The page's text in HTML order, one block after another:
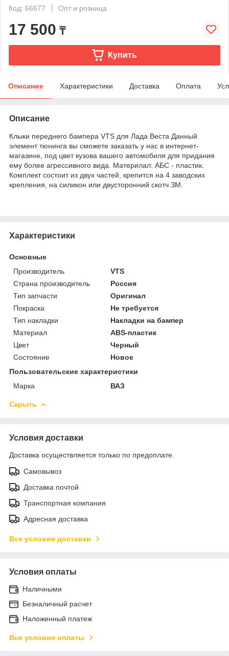
Код: 66677
Опт и розница
17 500 ₸
Купить
Описание Характеристики Доставка Оплата
Описание
Клыки переднего бампера VTS для Лада Веста Данный
элемент тюнинга вы сможете заказать у нас в интернет-
магазине, под цвет кузова вашего автомобиля для придания
ему более агрессивного вида. Материлал: АБС - пластик.
Комплект состоит из двух частей, крепится на 4 заводских
крепления, на силикон или двусторонний скотч ЗМ.
Характеристики
Основные
Производитель
VTS
Страна производитель
Россия
Тип запчасти
Оригинал
Покраска
Не требуется
Тип накладки
Накладки на бампер
Материал
ABS-пластик
Цвет
Черный
Состояние
Новое
Пользовательские характеристики
Марка
ВАЗ
Скрыть
Условия доставки
Доставка осуществляется только по предоплате.
Самовывоз
Доставка почтой
Транспортная компания
Адресная доставка
Все условия доставки
Условия оплаты
Наличными
Безналичный расчет
Наложенный платеж
Все условия оплаты